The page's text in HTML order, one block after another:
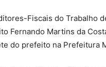
Fiscais do Trabalho
Fernando Martins da
do prefeito na Prefeitura